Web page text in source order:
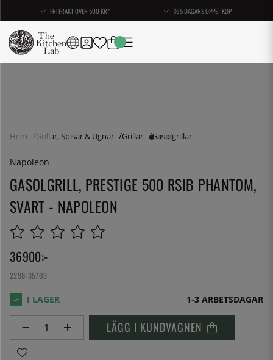
FRI FRAKT ÖVER 500 KR* 365 DAGARS ÖPPET KÖP
Hem Grillar, Spisar & Ugnar Grillar Gasolgrillar
Napoleon
GASOLGRILL, PRESTIGE 500 RSIB PHANTOM,
SVART - NAPOLEON
36900:-
2298-35703
1-3 ARBETSDAGAR
LÄGG I KUNDVAGNEN